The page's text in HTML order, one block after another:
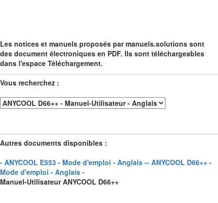
Les notices et manuels proposés par manuels.solutions sont
des document électroniques en PDF. Ils sont téléchargeables
dans l'espace Téléchargement.
Vous recherchez :
Autres documents disponibles :
- ANYCOOL E553 - Mode d'emploi - Anglais -- ANYCOOL D66++ -
Mode d'emploi - Anglais -
Manuel-Utilisateur ANYCOOL D66++